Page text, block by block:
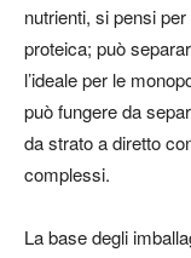
nutrienti, si pensi
proteica; può
l’ideale per le
può fungere da
dastrato a diretto
complessi.
La base degli